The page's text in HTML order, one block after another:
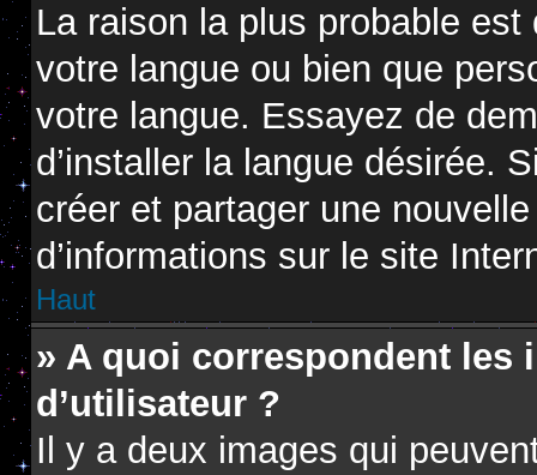
La raison la plus probable est
votre langue ou bien que
votre langue. Essayez de
d’installer la langue désirée.
créer et partager une
d’informations sur le site
Haut
» A quoi correspondent les
d’utilisateur ?
Il y a deux images qui